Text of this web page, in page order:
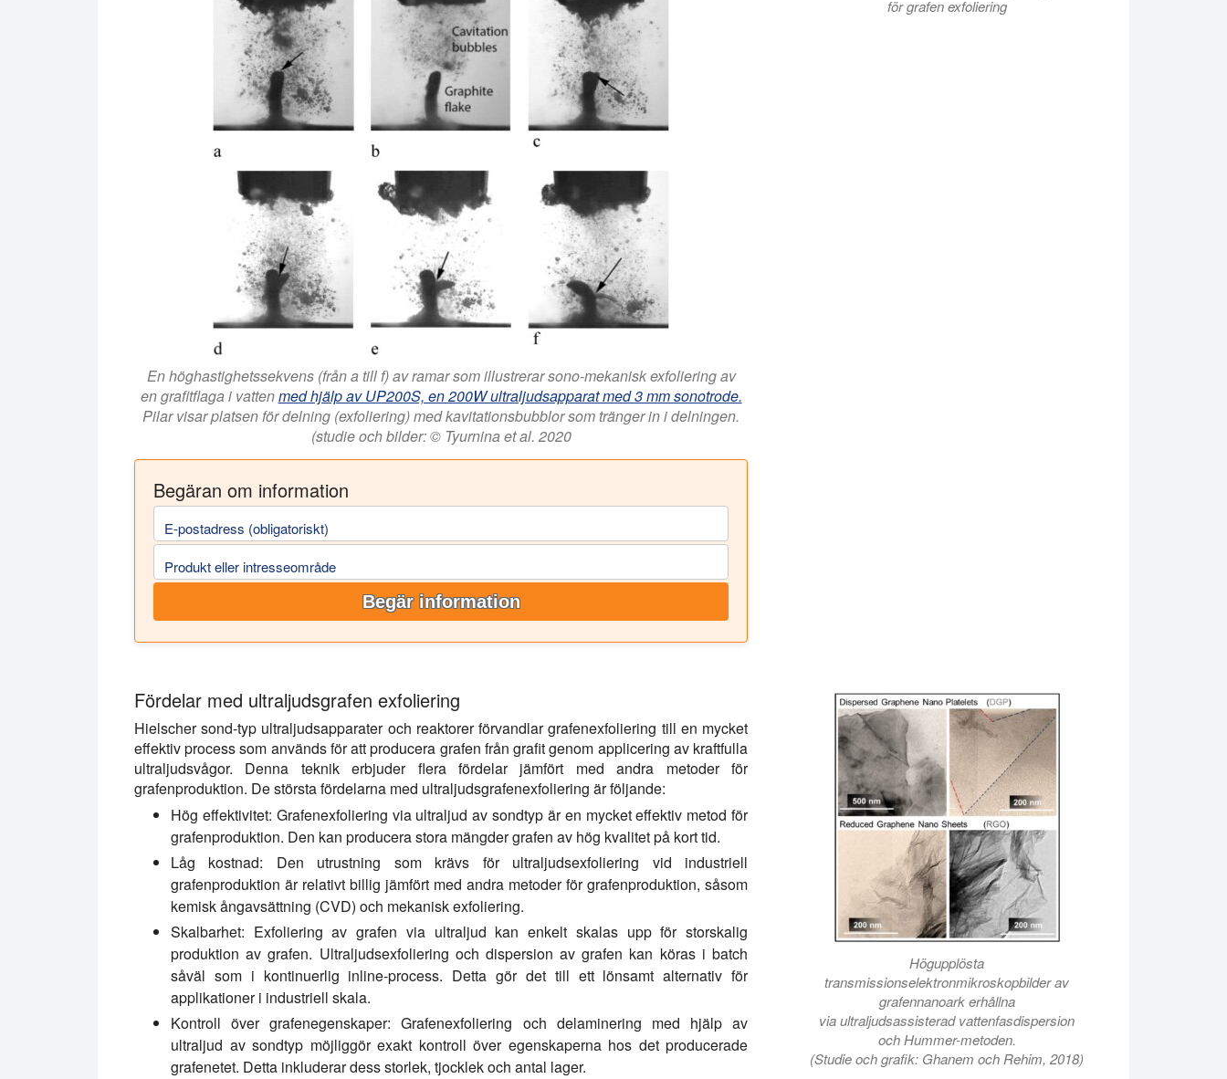
En höghastighetssekvens (från a till f) av ramar som illustrerar sono-mekanisk exfoliering av
en grafitflaga i vattenmed hjälp av UP200S, en 200W ultraljudsapparat med 3 mm sonotrode.
Pilar visar platsen för delning (exfoliering) med kavitationsbubblor som tränger in i delningen.
(studie och bilder: © Tyurnina et al. 2020
Begäran om information
E-postadress (obligatoriskt)
Produkt eller intresseområde
Begär information
för grafen exfoliering
Fördelar med ultraljudsgrafen exfoliering
Hielscher sond-typ ultraljudsapparater och reaktorer förvandlar grafenexfoliering till en mycket
effektiv process som används för att producera grafen från grafit genom applicering av kraftfulla
ultraljudsvågor. Denna teknik erbjuder flera fördelar jämfört med andra metoder för
grafenproduktion. De största fördelarna med ultraljudsgrafenexfoliering är följande:
Hög effektivitet: Grafenexfoliering via ultraljud av sondtyp är en mycket effektiv metod för
grafenproduktion. Den kan producera stora mängder grafen av hög kvalitet på kort tid.
Låg kostnad: Den utrustning som krävs för ultraljudsexfoliering vid industriell
grafenproduktion är relativt billig jämfört med andra metoder för grafenproduktion, såsom
kemisk ångavsättning (CVD) och mekanisk exfoliering.
Skalbarhet: Exfoliering av grafen via ultraljud kan enkelt skalas upp för storskalig
produktion av grafen. Ultraljudsexfoliering och dispersion av grafen kan köras i batch
såväl som i kontinuerlig inline-process. Detta gör det till ett lönsamt alternativ för
applikationer i industriell skala.
Kontroll över grafenegenskaper: Grafenexfoliering och delaminering med hjälp av
ultraljud av sondtyp möjliggör exakt kontroll över egenskaperna hos det producerade
grafenetet. Detta inkluderar dess storlek, tjocklek och antal lager.
Högupplösta
transmissionselektronmikroskopbilder av
grafennanoark erhållna
via ultraljudsassisterad vattenfasdispersion
och Hummer-metoden.
(Studie och grafik: Ghanem och Rehim, 2018)